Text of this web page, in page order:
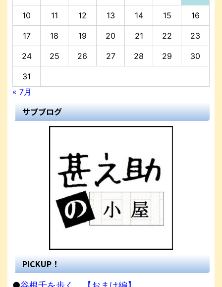
10 11 12 13 14 15 16
17 18 19 20 21 22 23
24 25 26 27 28 29 30
31
« 7月
サブブログ
PICKUP！